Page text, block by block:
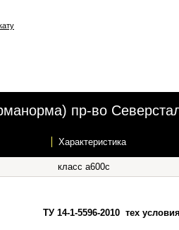
пр-во
Характеристика
класс а600с
ТУ 14-1-5596-2010 тех